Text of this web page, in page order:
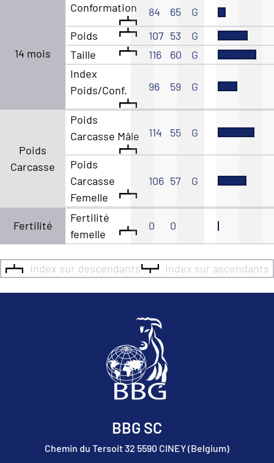
14 mois
Conformation 84 65
G
Poids
107 53
G
Taille
116 60
G
Index
Poids/Conf.
96 59 G
Poids
Carcasse
Poids
Carcasse Mâle
114 55 G
Poids
Carcasse
Femelle
106 57 G
Fertilité
Fertilité
femelle
0 0
Index sur descendants Index sur ascendants
BBG SC
Chemin du Tersoit 32 5590 CINEY (Belgium)